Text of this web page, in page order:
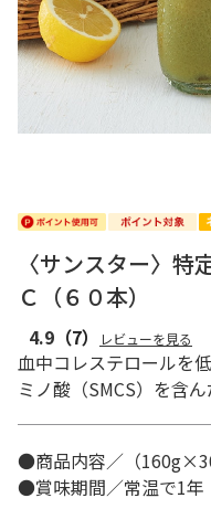
〈サンスター〉
Ｃ（６０本）
4.9 （7） レビューを見る
血中コレステロールを
ミノ酸（SMCS）を含
●商品内容／（
●賞味期間／常温で1年